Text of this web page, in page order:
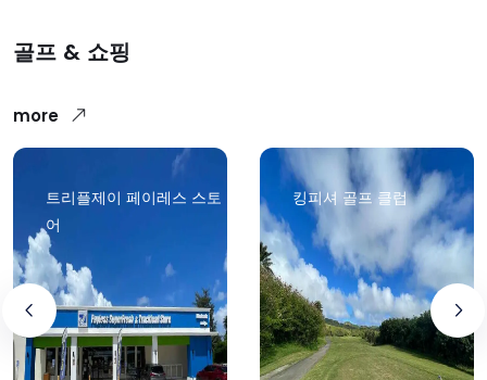
골프 & 쇼핑
more
트리플제이 페이레스 스토
어
킹피셔 골프 클럽